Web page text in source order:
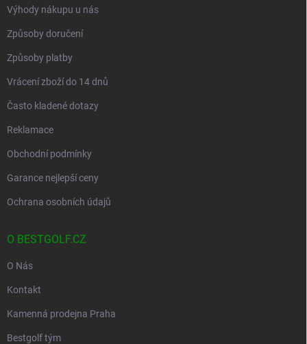
Výhody nákupu u nás
Způsoby doručení
Způsoby platby
Vrácení zboží do 14 dnů
Často kladené dotazy
Reklamace
Obchodní podmínky
Garance nejlepší ceny
Ochrana osobních údajů
O BESTGOLF.CZ
O Nás
Kontakt
Kamenná prodejna Praha
Bestgolf tým